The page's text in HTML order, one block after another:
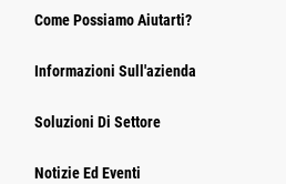
Come Possiamo Aiutarti?
Informazioni Sull'azienda
Soluzioni Di Settore
Notizie Ed Eventi